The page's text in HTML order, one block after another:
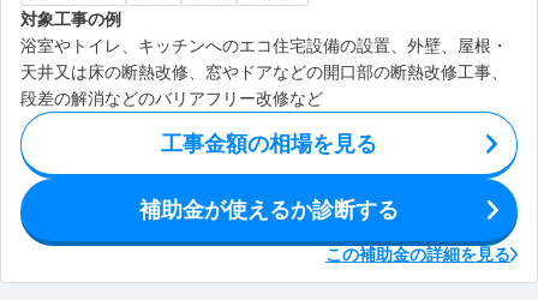
対象工事の例
浴室やトイレ、キッチンへのエコ住宅設備の設置、外壁、屋根・
天井又は床の断熱改修、窓やドアなどの開口部の断熱改修工事、
段差の解消などのバリアフリー改修など
工事金額の相場を見る
補助金が使えるか診断する
この補助金の詳細を見る